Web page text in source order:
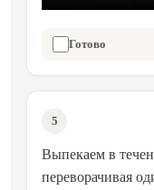
Готово
5
Выпекаем в
переворачивая